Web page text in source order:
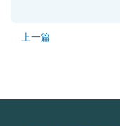
上一篇